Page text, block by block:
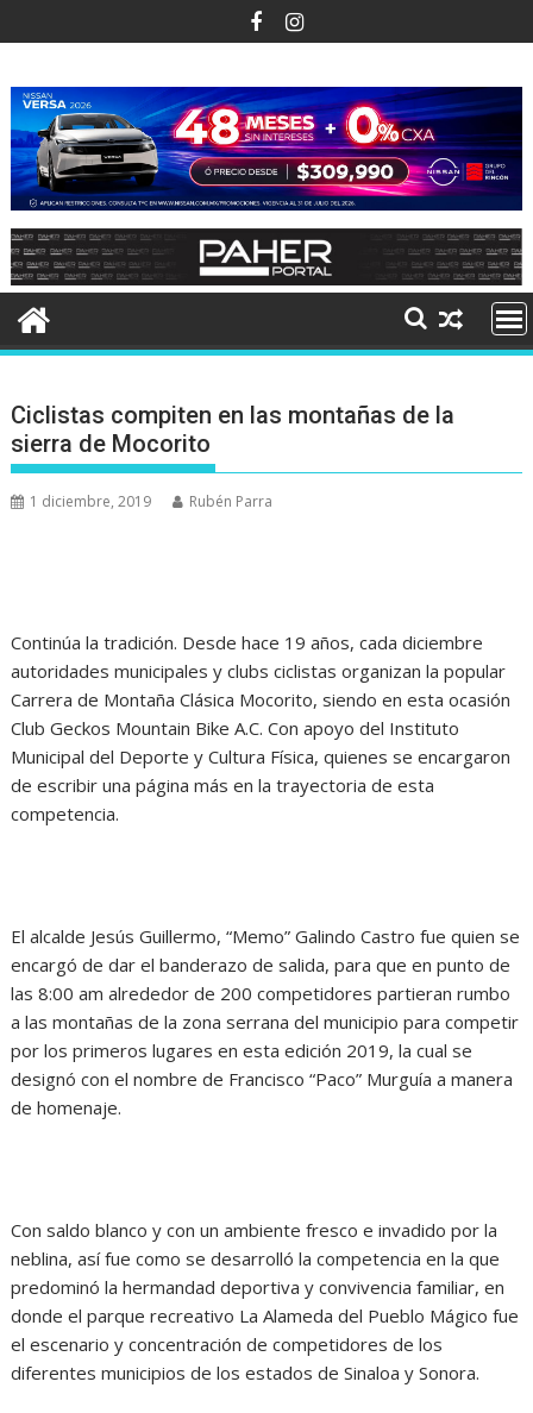
al
Ciclistas compiten en las montañas de la
sierra de Mocorito
1 diciembre, 2019 Rubén Parra
Continúa la tradición. Desde hace 19 años, cada diciembre
autoridades municipales y clubs ciclistas organizan la popular
Carrera de Montaña Clásica Mocorito, siendo en esta ocasión
Club Geckos Mountain Bike A.C. Con apoyo del Instituto
Municipal del Deporte y Cultura Física, quienes se encargaron
de escribir una página más en la trayectoria de esta
competencia.
El alcalde Jesús Guillermo, “Memo” Galindo Castro fue quien se
encargó de dar el banderazo de salida, para que en punto de
las 8:00 am alrededor de 200 competidores partieran rumbo
a las montañas de la zona serrana del municipio para competir
por los primeros lugares en esta edición 2019, la cual se
designó con el nombre de Francisco “Paco” Murguía a manera
de homenaje.
Con saldo blanco y con un ambiente fresco e invadido por la
neblina, así fue como se desarrolló la competencia en la que
predominó la hermandad deportiva y convivencia familiar, en
donde el parque recreativo La Alameda del Pueblo Mágico fue
el escenario y concentración de competidores de los
diferentes municipios de los estados de Sinaloa y Sonora.